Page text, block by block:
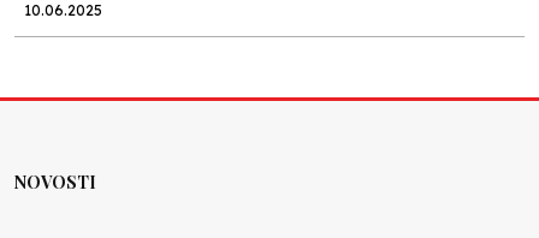
10.06.2025
NOVOSTI